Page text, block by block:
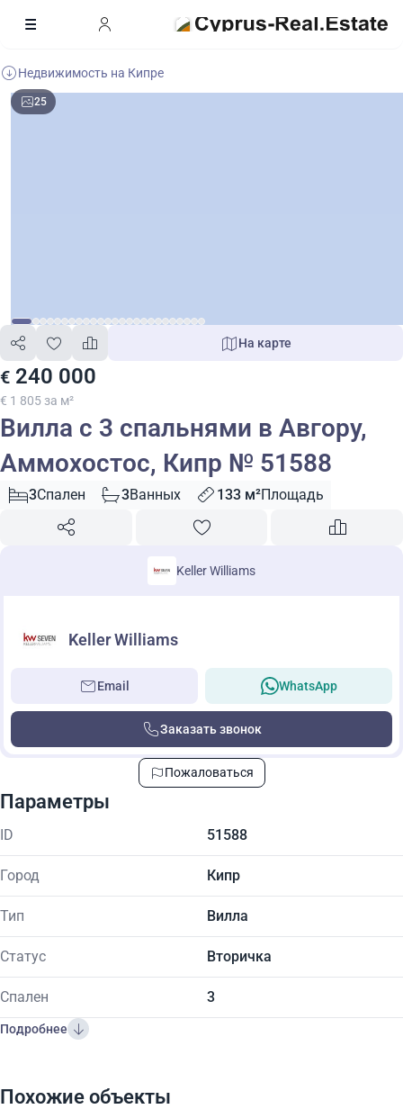
Недвижимость на Кипре
25
€ 240 000
€ 1 805 за м²
На карте
Вилла с 3 спальнями в Авгору,
Аммохостос, Кипр № 51588
3Спален 3Ванных 133 м²Площадь
Keller Williams
Keller Williams
Email WhatsApp
Заказать звонок
Пожаловаться
Параметры
ID 51588
Город Кипр
Тип Вилла
Статус Вторичка
Спален 3
Подробнее
Похожие объекты